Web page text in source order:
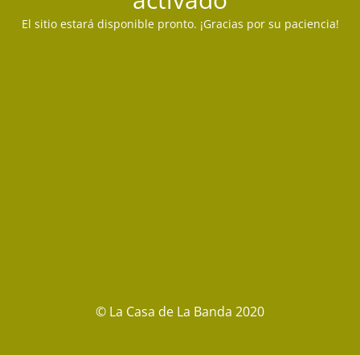
El sitio estará disponible pronto. ¡Gracias por su paciencia!
© La Casa de La Banda 2020